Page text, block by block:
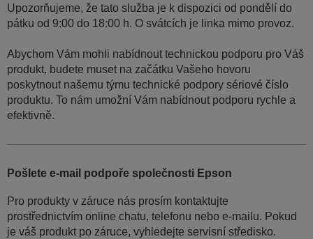
Upozorňujeme, že tato služba je k dispozici od pondělí do
pátku od 9:00 do 18:00 h. O svátcích je linka mimo provoz.
Abychom Vám mohli nabídnout technickou podporu pro Váš
produkt, budete muset na začátku Vašeho hovoru
poskytnout našemu týmu technické podpory sériové číslo
produktu. To nám umožní Vám nabídnout podporu rychle a
efektivně.
Pošlete e-mail podpoře společnosti Epson
Pro produkty v záruce nás prosím kontaktujte
prostřednictvím online chatu, telefonu nebo e-mailu. Pokud
je váš produkt po záruce, vyhledejte servisní středisko.